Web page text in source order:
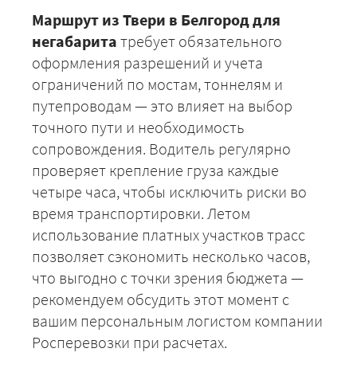
Маршрут из Твери в Белгород для
негабарита требует обязательного
оформления разрешений и учета
ограничений по мостам, тоннелям и
путепроводам — это влияет на выбор
точного пути и необходимость
сопровождения. Водитель регулярно
проверяет крепление груза каждые
четыре часа, чтобы исключить риски во
время транспортировки. Летом
использование платных участков трасс
позволяет сэкономить несколько часов,
что выгодно с точки зрения бюджета —
рекомендуем обсудить этот момент с
вашим персональным логистом компании
Росперевозки при расчетах.
+7 (499) 520-05-23